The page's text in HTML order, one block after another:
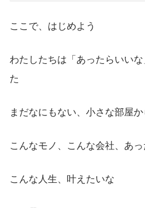
ここで、はじめよう
わたしたちは「あったらいい
た
まだなにもない、小さな部屋か
こんなモノ、こんな会社、あ
こんな人生、叶えたいな